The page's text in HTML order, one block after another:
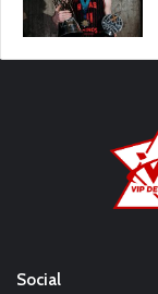
Social